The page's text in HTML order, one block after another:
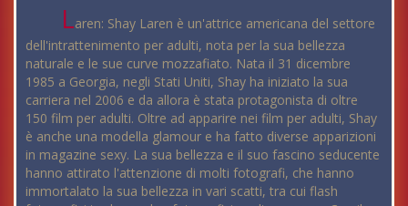
Laren: Shay Laren è un'attrice americana del settore
dell'intrattenimento per adulti, nota per la sua bellezza
naturale e le sue curve mozzafiato. Nata il 31 dicembre
1985 a Georgia, negli Stati Uniti, Shay ha iniziato la sua
carriera nel 2006 e da allora è stata protagonista di oltre
150 film per adulti. Oltre ad apparire nei film per adulti, Shay
è anche una modella glamour e ha fatto diverse apparizioni
in magazine sexy. La sua bellezza e il suo fascino seducente
hanno attirato l'attenzione di molti fotografi, che hanno
immortalato la sua bellezza in vari scatti, tra cui flash